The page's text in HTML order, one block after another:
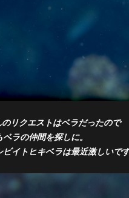
リクエストはベラだったので
ベラの仲間を探しに。
ビイトヒキベラは最近激しいで